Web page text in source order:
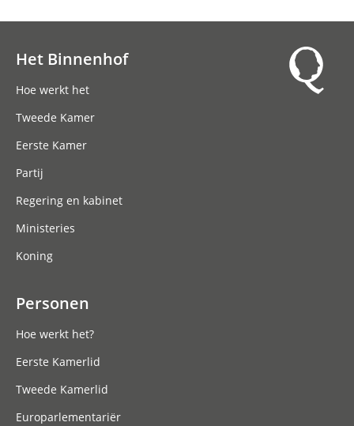
Het Binnenhof
Hoe werkt het
Tweede Kamer
Eerste Kamer
Partij
Regering en kabinet
Ministeries
Koning
Personen
Hoe werkt het?
Eerste Kamerlid
Tweede Kamerlid
Europarlementariër